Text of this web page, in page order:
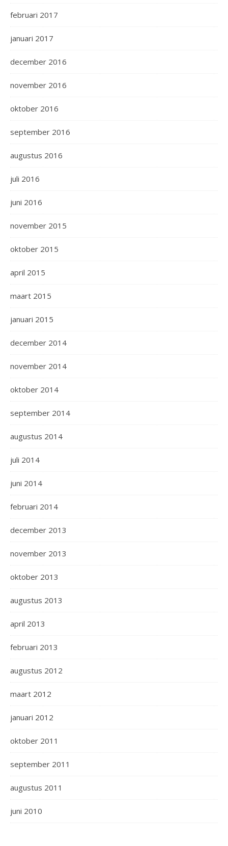
februari 2017
januari 2017
december 2016
november 2016
oktober 2016
september 2016
augustus 2016
juli 2016
juni 2016
november 2015
oktober 2015
april 2015
maart 2015
januari 2015
december 2014
november 2014
oktober 2014
september 2014
augustus 2014
juli 2014
juni 2014
februari 2014
december 2013
november 2013
oktober 2013
augustus 2013
april 2013
februari 2013
augustus 2012
maart 2012
januari 2012
oktober 2011
september 2011
augustus 2011
juni 2010